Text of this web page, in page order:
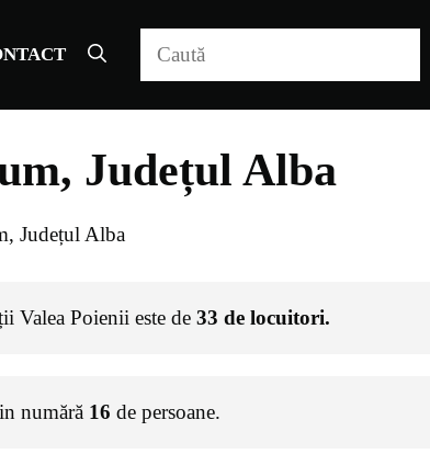
Județul Alba
Județul Alba
Valea Poienii este de 33 de locuitori.
numără 16 de persoane.